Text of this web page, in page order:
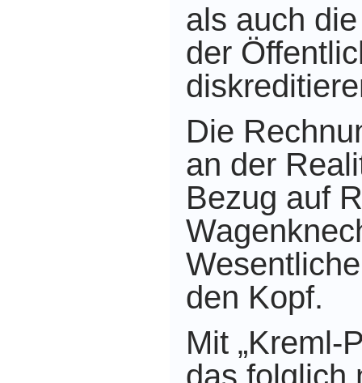
als auch
der
Die
an der
Bezug auf
den Kopf.
Mit „Kreml-
das folglich